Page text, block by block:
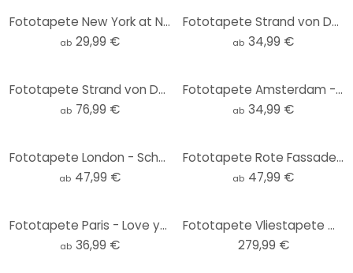
Fototapete New York at Night 1 - Rund - Selbstklebend/Vlies
ab 29,99 €
Fototapete Strand von Dubai - Burj Al Arab - Rivers - Rund - Selbstklebend/Vlies
ab 34,99 €
Fototapete Strand von Dubai - Burj Al Arab - Rivers
ab 76,99 €
Fototapete Amsterdam - Schwarz-Weiß - Rund - Love your City - Selbstklebend/Vlies
ab 34,99 €
Fototapete London - Schwarz-Weiß - Love your City
ab 47,99 €
Fototapete Rote Fassade mit Feuertreppe in New York - Heemskerk
ab 47,99 €
Fototapete Paris - Love your City
ab 36,99 €
Fototapete Vliestapete World XXL
279,99 €